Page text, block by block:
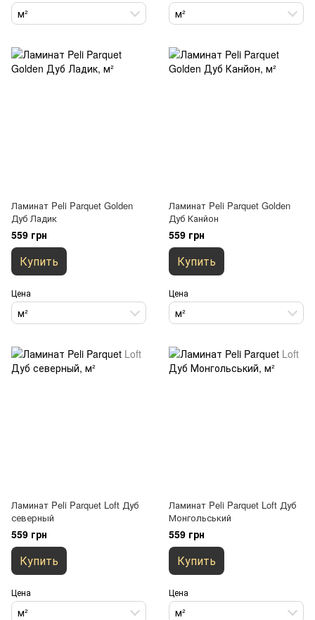
м² м²
Ламинат Peli Parquet Golden
Дуб Ладик
559 грн
Купить
Цена
м²
Ламинат Peli Parquet Golden
Дуб Канйон
559 грн
Купить
Цена
м²
Ламинат Peli Parquet Loft Дуб
северный
559 грн
Купить
Цена
м²
Ламинат Peli Parquet Loft Дуб
Монгольський
559 грн
Купить
Цена
м²